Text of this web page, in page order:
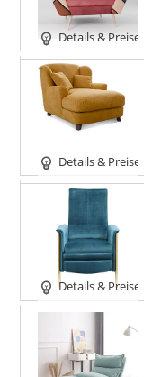
Details & Preise
Details & Preise
Details & Preise